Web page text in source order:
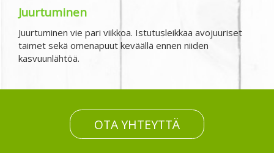
Juurtuminen
Juurtuminen vie pari viikkoa. Istutusleikkaa avojuuriset
taimet sekä omenapuut keväällä ennen niiden
kasvuunlähtöä.
OTA YHTEYTTÄ